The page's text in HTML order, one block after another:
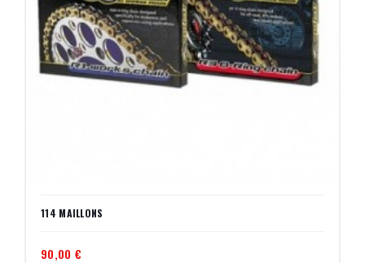
114 MAILLONS
90,00 €